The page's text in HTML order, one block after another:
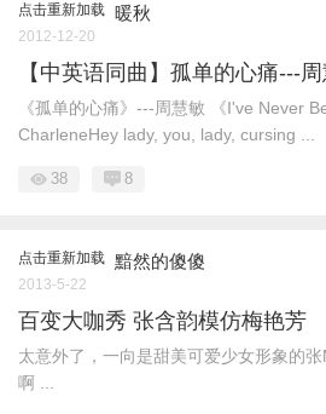
点击重新加载 暖秋
2012-12-20
【中英语同曲】孤单的心痛---
《孤单的心痛》---周慧敏 《I've Never
CharleneHey lady, you, lady, cursing ...
38 8
点击重新加载 黯然的傻傻
2013-5-22
百变大咖秀 张含韵模仿梅艳芳
太意外了，一向是甜美可爱少女形象的
啊 ...